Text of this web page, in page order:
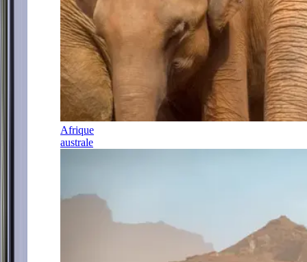
Afrique
australe